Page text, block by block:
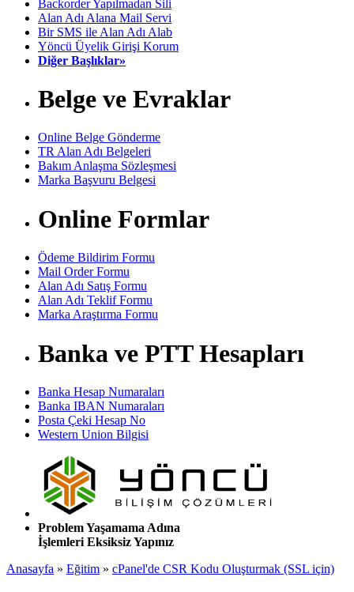
Backorder Yapılmadan Sili
Alan Adı Alana Mail Servi
Bir SMS ile Alan Adı Alab
Yöncü Üyelik Girişi Korum
Diğer Başlıklar»
Belge ve Evraklar
Online Belge Gönderme
TR Alan Adı Belgeleri
Bakım Anlaşma Sözleşmesi
Marka Başvuru Belgesi
Online Formlar
Ödeme Bildirim Formu
Mail Order Formu
Alan Adı Satış Formu
Alan Adı Teklif Formu
Marka Araştırma Formu
Banka ve PTT Hesapları
Banka Hesap Numaraları
Banka IBAN Numaraları
Posta Çeki Hesap No
Western Union Bilgisi
Problem Yaşamama Adına
İşlemleri Eksiksiz Yapınız
Anasayfa » Eğitim » cPanel'de CSR Kodu Oluşturmak (SSL için)